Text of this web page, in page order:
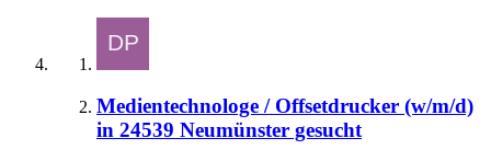
Medientechnologe / Offsetdrucker (w/m/d)
in 24539 Neumünster gesucht